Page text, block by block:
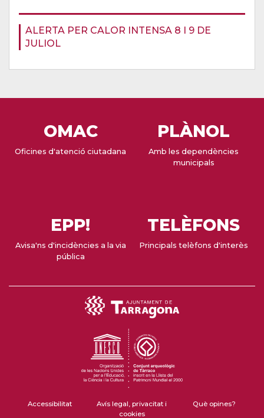
ALERTA PER CALOR INTENSA 8 I 9 DE
JULIOL
OMAC
Oficines d'atenció ciutadana
PLÀNOL
Amb les dependències
municipals
EPP!
Avisa'ns d'incidències a la via
pública
TELÈFONS
Principals telèfons d'interès
Accessibilitat
Avís legal, privacitat i
cookies
Què opines?